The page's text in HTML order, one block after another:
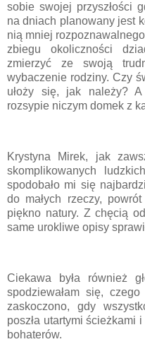
sobie swojej przyszłości
na dniach planowany jest
nią mniej
zbiegu okoliczności
zmierzyć ze swoją
wybaczenie rodziny. Czy
ułoży się, jak należy?
rozsypie niczym domek z
Krystyna Mirek, jak
skomplikowanych
spodobało mi się
do małych rzeczy,
piękno natury. Z chęcią
same urokliwe opisy
Ciekawa była również
spodziewałam się,
zaskoczono, gdy
poszła utartymi ścieżkami
bohaterów.